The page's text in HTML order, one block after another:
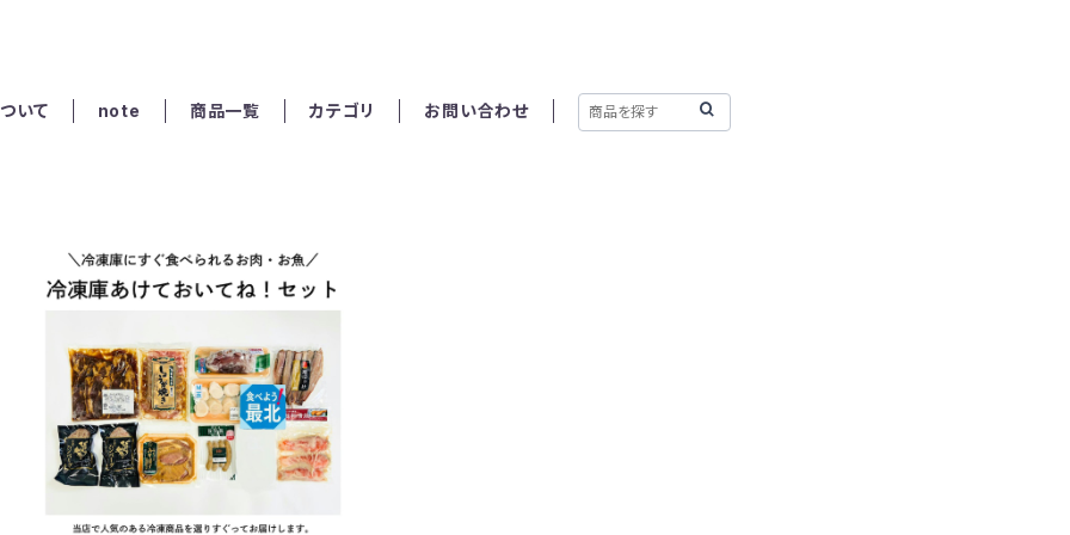
いて note 商品一覧 カテゴリ お問い合わせ
冷凍庫あけておいてね！セット
¥10,000